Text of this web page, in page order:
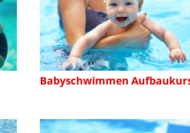
Babyschwimmen